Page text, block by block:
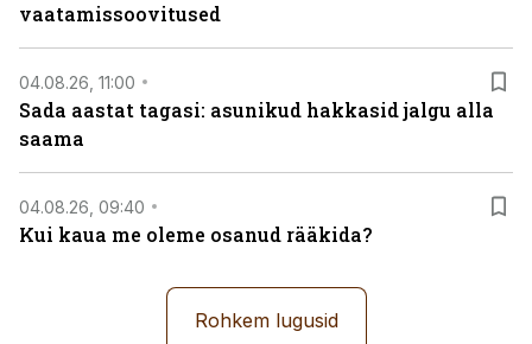
vaatamissoovitused
04.08.26, 11:00
Sada aastat tagasi: asunikud hakkasid jalgu alla
saama
04.08.26, 09:40
Kui kaua me oleme osanud rääkida?
Rohkem lugusid